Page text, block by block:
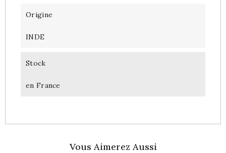
Origine
INDE
Stock
en France
Vous Aimerez Aussi